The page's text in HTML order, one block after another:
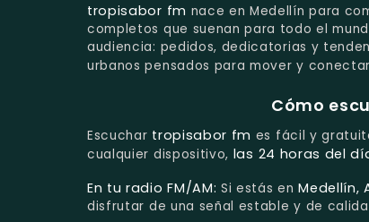
tropisabor fm nace en Medellín para
completos que suenan para todo el
audiencia: pedidos, dedicatorias y
urbanos pensados para mover y
Cómo
Escuchar tropisabor fm es fácil y
cualquier dispositivo, las 24 horas del
En tu radio FM/AM: Si estás enMedellín,
disfrutar de una señal estable y de